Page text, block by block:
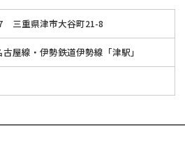
三重県津市大谷町21-8
屋線・伊勢鉄道伊勢線「津駅」